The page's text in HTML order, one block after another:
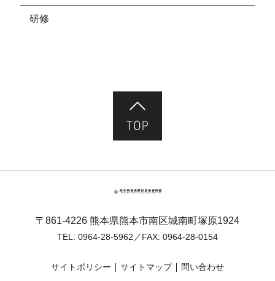
研修
〒861-4226 熊本県熊本市南区城南町塚原1924
TEL: 0964-28-5962 ／FAX: 0964-28-0154
サイトポリシー サイトマップ 問い合わせ